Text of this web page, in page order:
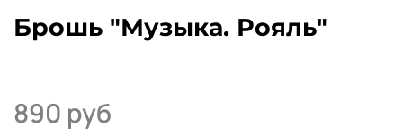
Брошь "Музыка. Рояль"
890 руб